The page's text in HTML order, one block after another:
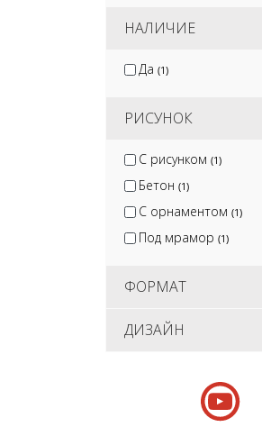
НАЛИЧИЕ
Да (1)
РИСУНОК
С рисунком (1)
Бетон (1)
С орнаментом (1)
Под мрамор (1)
ФОРМАТ
ДИЗАЙН